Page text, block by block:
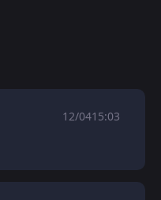
12/0415:03